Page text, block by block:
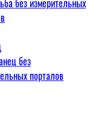
без измерительных
без
порталов